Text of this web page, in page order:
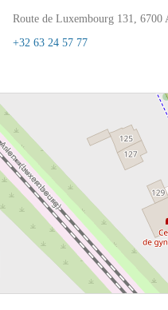
Route de Luxembourg 131, 6700
+32 63 24 57 77
Cliquez sur